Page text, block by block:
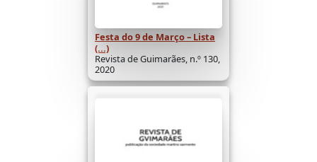
Festa do 9 de Março – Lista
(...)
Revista de Guimarães, n.º 130,
2020